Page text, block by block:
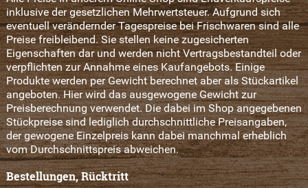
inklusive der gesetzlichen Mehrwertsteuer. Aufgrund sich
eventuell verändernder Tagespreise bei Frischwaren sind alle
Preise freibleibend. Sie stellen keine zugesicherten
Eigenschaften dar und werden nicht Vertragsbestandteil oder
verpflichten zur Annahme eines Kaufangebots. Einige
Produkte werden per Gewicht berechnet aber als Stückartikel
angeboten. Hier wird das ausgewogene Gewicht zur
Preisberechnung verwendet. Die dabei im Shop angegebenen
Stückpreise sind lediglich durchschnittliche Preisangaben,
der gewogene Einzelpreis kann dabei manchmal erheblich
vom Durchschnittspreis abweichen.
Bestellungen, Rücktritt